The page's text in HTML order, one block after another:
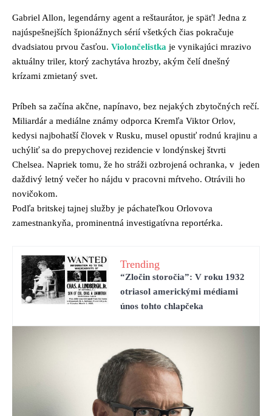
Gabriel Allon, legendárny agent a reštaurátor, je späť! Jedna z
najúspešnejších špionážnych sérií všetkých čias pokračuje
dvadsiatou prvou časťou. Violončelistka je vynikajúci mrazivo
aktuálny triler, ktorý zachytáva hrozby, akým čelí dnešný
krízami zmietaný svet.
Príbeh sa začína akčne, napínavo, bez nejakých zbytočných rečí.
Miliardár a mediálne známy odporca Kremľa Viktor Orlov,
kedysi najbohatší človek v Rusku, musel opustiť rodnú krajinu a
uchýliť sa do prepychovej rezidencie v londýnskej štvrti
Chelsea. Napriek tomu, že ho stráži ozbrojená ochranka, v jeden
daždivý letný večer ho nájdu v pracovni mŕtveho. Otrávili ho
novičokom.
Podľa britskej tajnej služby je páchateľkou Orlovova
zamestnankyňa, prominentná investigatívna reportérka.
Trending
“Zločin storočia”: V roku 1932
otriasol americkými médiami
únos tohto chlapčeka